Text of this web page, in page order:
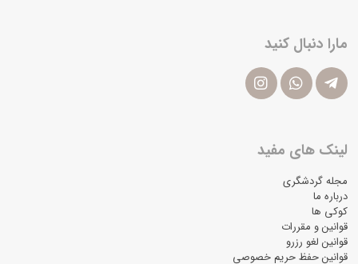
مارا دنبال کنید
لینک های مفید
مجله گردشگری
درباره ما
کوکی ها
قوانین و مقررات
قوانین لغو رزرو
قوانین حفظ حریم خصوصی